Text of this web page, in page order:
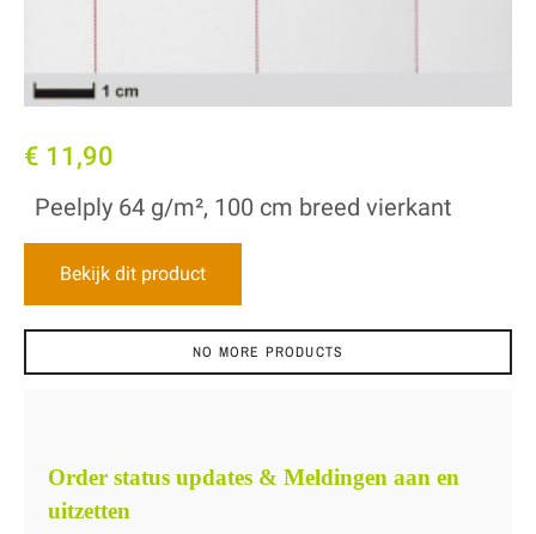
€ 11,90
Peelply 64 g/m², 100 cm breed vierkant
Bekijk dit product
NO MORE PRODUCTS
Order status updates & Meldingen aan en
uitzetten